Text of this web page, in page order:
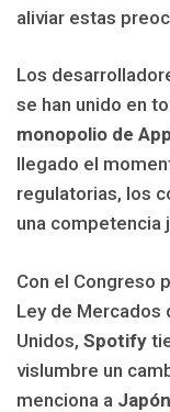
aliviar estas
Los
se han unido en
monopolio de
llegado el
regulatorias, los
una competencia
Con el Congreso
Ley de Mercados
Unidos, Spotify
vislumbre un
menciona a